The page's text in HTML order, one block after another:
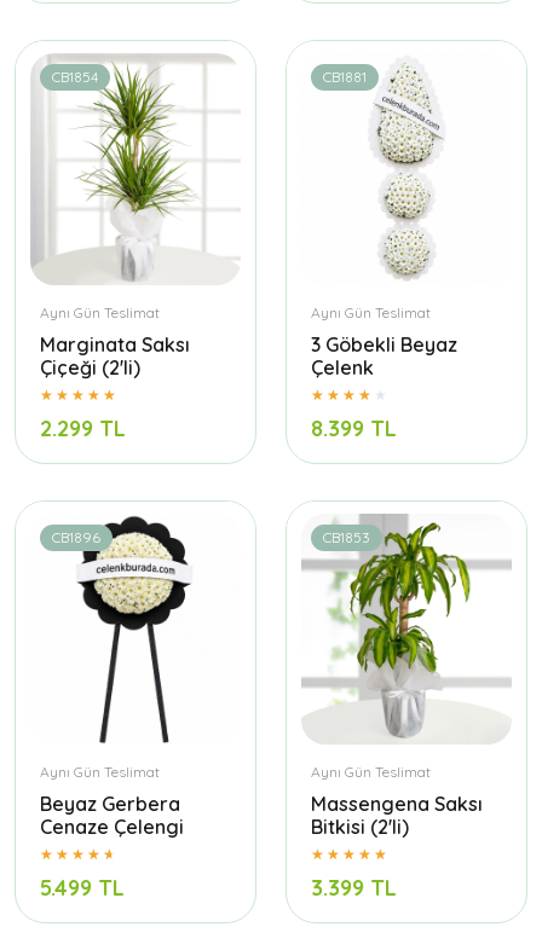
CB1854
Aynı Gün Teslimat
Marginata Saksı
Çiçeği (2'li)
2.299 TL
CB1881
Aynı Gün Teslimat
3 Göbekli Beyaz
Çelenk
8.399 TL
CB1896
Aynı Gün Teslimat
Beyaz Gerbera
Cenaze Çelengi
5.499 TL
CB1853
Aynı Gün Teslimat
Massengena Saksı
Bitkisi (2'li)
3.399 TL